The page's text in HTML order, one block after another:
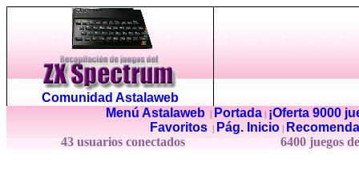
Comunidad Astalaweb
Menú Astalaweb| Portada|
¡Oferta 9000
Favoritos
Pág. Inicio
43 usuarios conectados
6400 juegos